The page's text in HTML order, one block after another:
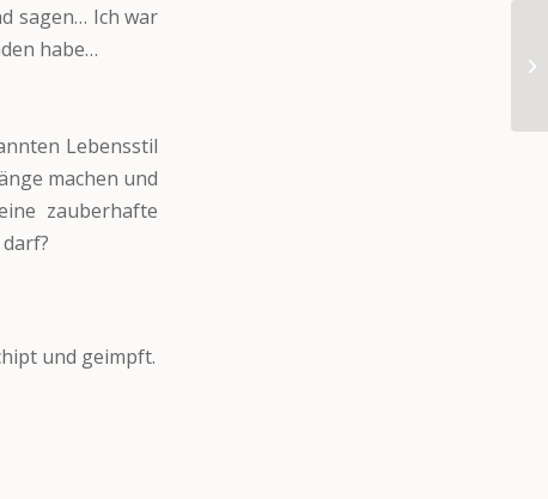
sagen… Ich war
habe…
Lebensstil
machen und
zauberhafte
und geimpft.